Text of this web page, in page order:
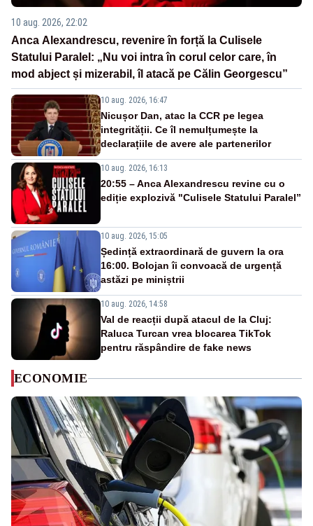
10 aug. 2026, 22:02
Anca Alexandrescu, revenire în forță la Culisele
Statului Paralel: „Nu voi intra în corul celor care, în
mod abject și mizerabil, îl atacă pe Călin Georgescu”
10 aug. 2026, 16:47
Nicușor Dan, atac la CCR pe legea
integrității. Ce îl nemulțumește la
declarațiile de avere ale partenerilor
10 aug. 2026, 16:13
20:55 – Anca Alexandrescu revine cu o
ediție explozivă "Culisele Statului Paralel”
10 aug. 2026, 15:05
Ședință extraordinară de guvern la ora
16:00. Bolojan îi convoacă de urgență
astăzi pe miniștrii
10 aug. 2026, 14:58
Val de reacții după atacul de la Cluj:
Raluca Turcan vrea blocarea TikTok
pentru răspândire de fake news
ECONOMIE